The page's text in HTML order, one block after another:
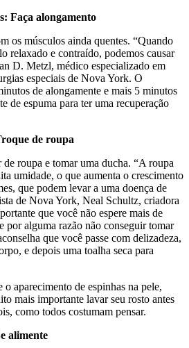
Faça alongamento
os músculos ainda quentes. “Quando
relaxado e contraído, podemos causar
D. Metzl, médico especializado em
especiais de Nova York. O
de alongamente e mais 5 minutos
de espuma para ter uma recuperação
de roupa
de roupa e tomar uma ducha. “A roupa
umidade, o que aumenta o crescimento
que podem levar a uma doença de
de Nova York, Neal Schultz, criadora
que você não espere mais de
por alguma razão não conseguir tomar
que você passe com delizadeza,
e depois uma toalha seca para
o aparecimento de espinhas na pele,
mais importante lavar seu rosto antes
como todos costumam pensar.
alimente